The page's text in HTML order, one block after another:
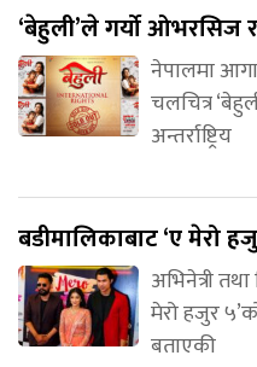
‘बेहुली’ले गर्यो ओभरसिज
नेपालमा
चलचित्र
अन्तर्राष्ट्रिय
बडीमालिकाबाट ‘ए मेरो
अभिनेत्री
मेरो हजुर
बताएकी